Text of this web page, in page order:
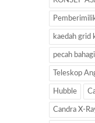
kaedah grid
pecah
Teleskop
Hubble
Candra X-